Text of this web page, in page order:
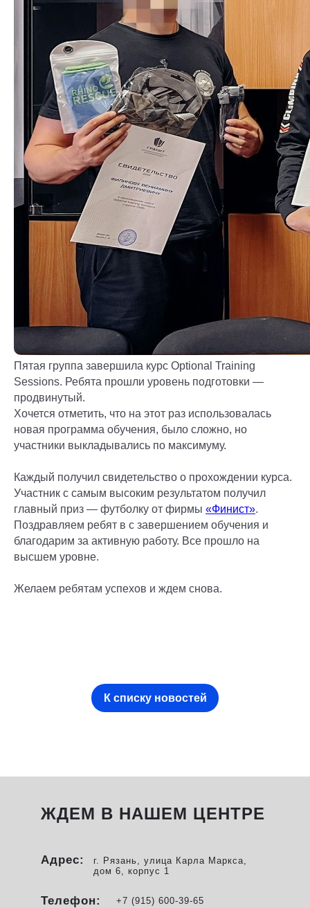
Пятая группа завершила курс Optional Training
Sessions. Ребята прошли уровень подготовки —
продвинутый.
Хочется отметить, что на этот раз использовалась
новая программа обучения, было сложно, но
участники выкладывались по максимуму.
Каждый получил свидетельство о прохождении курса.
Участник с самым высоким результатом получил
главный приз — футболку от фирмы «Финист».
Поздравляем ребят в с завершением обучения и
благодарим за активную работу. Все прошло на
высшем уровне.
Желаем ребятам успехов и ждем снова.
К списку новостей
ЖДЕМ В НАШЕМ ЦЕНТРЕ
+7 (915) 600-39-65
Телефон:
г. Рязань, улица Карла Маркса,
дом 6, корпус 1
Адрес: